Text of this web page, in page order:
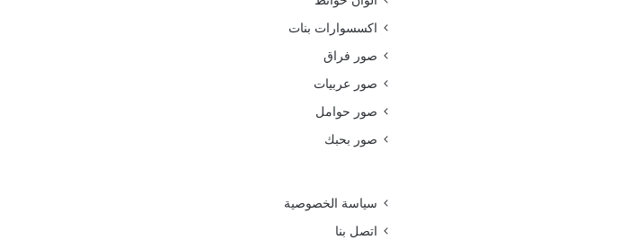
اكسسوارات بنات
صور فراق
صور عربيات
صور حوامل
صور بحبك
سياسة الخصوصية
اتصل بنا